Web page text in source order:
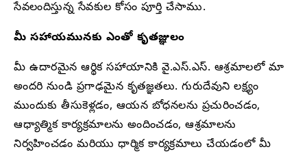
సేవలందిస్తున్న సేవకుల కోసం పూర్తి చేసాము.
మీ సహాయమునకు ఎంతో కృతజ్ఞులం
మీ ఉదారమైన ఆర్థిక సహాయానికి వై.ఎస్.ఎస్. ఆశ్రమాలలో మా
అందరి నుండి ప్రగాఢమైన కృతజ్ఞతలు. గురుదేవుని లక్ష్యం
ముందుకు తీసుకెళ్లడం, ఆయన బోధనలను ప్రచురించడం,
ఆధ్యాత్మిక కార్యక్రమాలను అందించడం, ఆశ్రమాలను
నిర్వహించడం మరియు ధార్మిక కార్యక్రమాలు చేయడంలో మీ